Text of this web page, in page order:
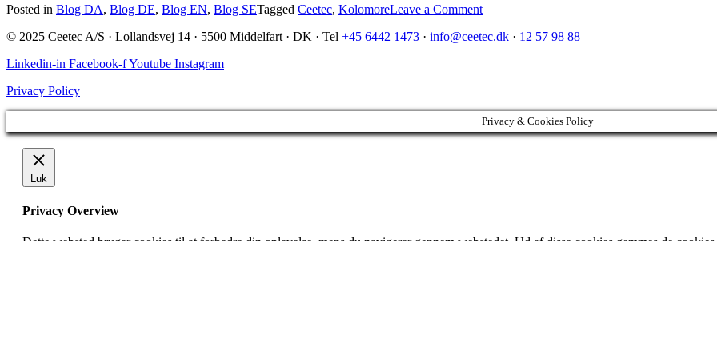
Posted in Blog DA, Blog DE, Blog EN, Blog SETagged Ceetec, KolomoreLeave a Commenton
© 2025 Ceetec A/S · Lollandsvej 14 · 5500 Middelfart · DK · Tel +45 6442 1473 · info@ceetec.dk · 12 57 98 88
Linkedin-in Facebook-fYoutube Instagram
Privacy Policy
Privacy & Cookies Policy
Luk
Privacy Overview
Dette websted bruger cookies til at forbedre din oplevelse, mens du navigerer gennem webstedet. Ud af disse cookies gemmes de